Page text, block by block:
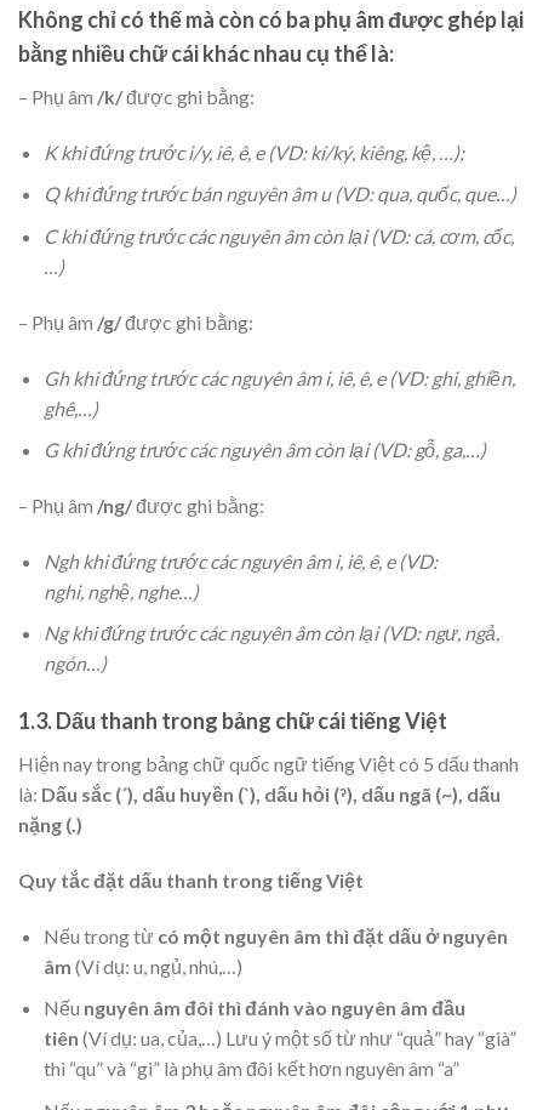
Không chỉ có thế mà còn có ba phụ âm được ghép lại
bằng nhiều chữ cái khác nhau cụ thể là:
– Phụ âm /k/được ghi bằng:
K khi đứng trước i/y, iê, ê, e (VD: kí/ký, kiêng, kệ, …);
Q khi đứng trước bán nguyên âm u (VD: qua, quốc, que…)
C khi đứng trước các nguyên âm còn lại (VD: cá, cơm, cốc,
…)
– Phụ âm /g/được ghi bằng:
Gh khi đứng trước các nguyên âm i, iê, ê, e (VD: ghi, ghiền,
ghê,…)
G khi đứng trước các nguyên âm còn lại (VD: gỗ, ga,…)
– Phụ âm /ng/được ghi bằng:
Ngh khi đứng trước các nguyên âm i, iê, ê, e (VD:
nghi, nghệ, nghe…)
Ng khi đứng trước các nguyên âm còn lại (VD: ngư, ngả,
ngón…)
1.3. Dấu thanh trong bảng chữ cái tiếng Việt
Hiện nay trong bảng chữ quốc ngữ tiếng Việt có 5 dấu thanh
là: Dấu sắc (´), dấu huyền (`), dấu hỏi (ˀ), dấu ngã (~), dấu
nặng (.)
Quy tắc đặt dấu thanh trong tiếng Việt
Nếu trong từ có một nguyên âm thì đặt dấu ở nguyên
âm (Ví dụ: u, ngủ, nhú,…)
Nếu nguyên âm đôi thì đánh vào nguyên âm đầu
tiên (Ví dụ: ua, của,…) Lưu ý một số từ như “quả” hay “già”
thì “qu” và “gi” là phụ âm đôi kết hơn nguyên âm “a”